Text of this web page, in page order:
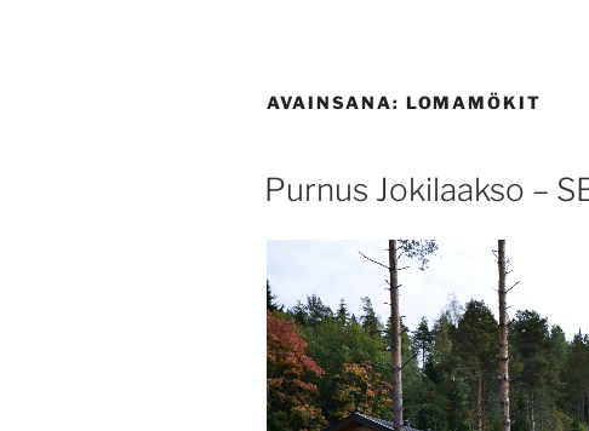
AVAINSANA: LOMAMÖKIT
JULKAISTU
Purnus Jokilaakso –